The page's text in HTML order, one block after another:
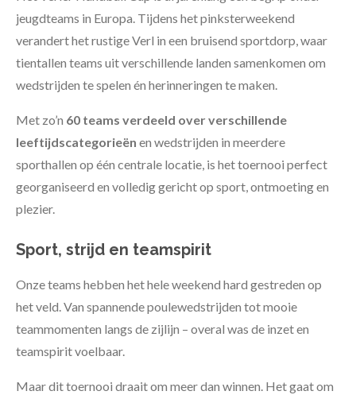
jeugdteams in Europa. Tijdens het pinksterweekend
verandert het rustige Verl in een bruisend sportdorp, waar
tientallen teams uit verschillende landen samenkomen om
wedstrijden te spelen én herinneringen te maken.
Met zo’n 60 teams verdeeld over verschillende
leeftijdscategorieën en wedstrijden in meerdere
sporthallen op één centrale locatie, is het toernooi perfect
georganiseerd en volledig gericht op sport, ontmoeting en
plezier.
Sport, strijd en teamspirit
Onze teams hebben het hele weekend hard gestreden op
het veld. Van spannende poulewedstrijden tot mooie
teammomenten langs de zijlijn – overal was de inzet en
teamspirit voelbaar.
Maar dit toernooi draait om meer dan winnen. Het gaat om